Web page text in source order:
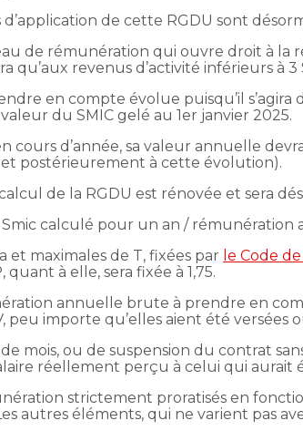
de cette RGDU sont
de rémunération qui ouvre droit à
qu’aux revenus d’activité inférieurs à
en compte évolue puisqu’il
du SMIC gelé au 1er janvier 2025.
cours d’année, sa valeur annuelle
postérieurement à cette évolution).
de la RGDU est rénovée et sera
× Smic calculé pour un an /
et maximales de T, fixées par le Code
à elle, sera fixée à 1,75.
annuelle brute à prendre en
peu importe qu’elles aient été versées
mois, ou de suspension du contrat
réellement perçu à celui qui aurait
strictement proratisés en
autres éléments, qui ne varient pas